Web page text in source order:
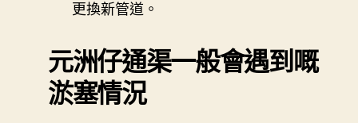
更換新管道。
元洲仔通渠一般會遇到嘅
淤塞情況